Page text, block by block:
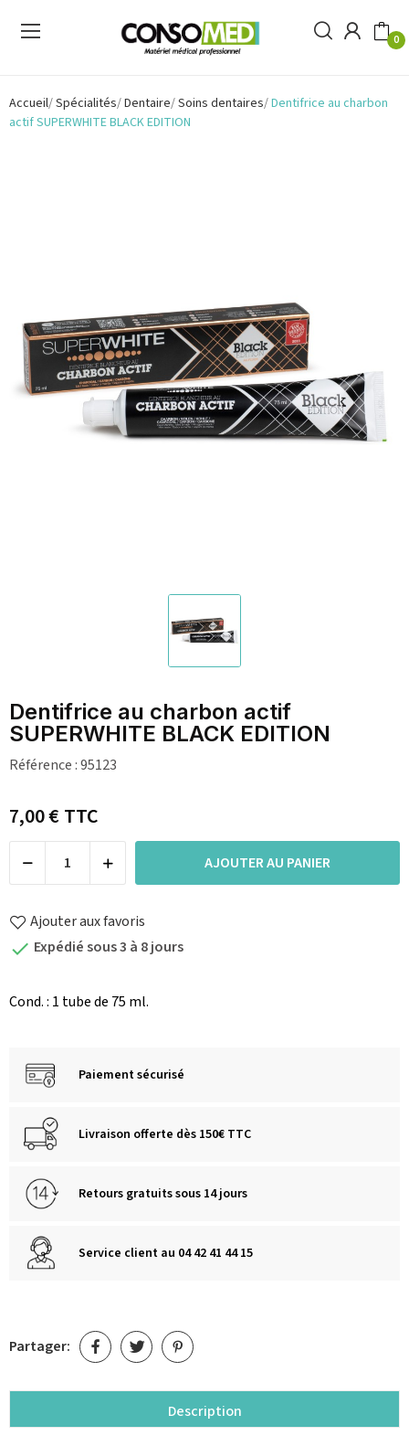
0
Accueil Spécialités Dentaire Soins dentaires Dentifrice au charbon
actif SUPERWHITE BLACK EDITION
Dentifrice au charbon actif
SUPERWHITE BLACK EDITION
Référence :95123
7,00 €TTC
AJOUTER AU PANIER
Ajouter aux favoris
 Expédié sous 3 à 8 jours
Cond. : 1 tube de 75 ml.
Paiement sécurisé
Livraison offerte dès 150€ TTC
Retours gratuits sous 14 jours
Service client au 04 42 41 44 15
Partager:
Description